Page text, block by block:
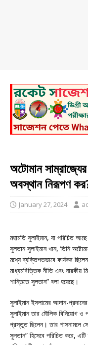
অটোমান
অবস্থান নিরূপণ
January 27, 2024
মহামতি সুলাইমান, যা পরিচিত
সুলতান সুলাইমান খান, তিনি
মধ্যে ব্যক্তিগতভাবে কার্যকর
মাধ্যমবিত্তিক নীতি এবং নারকীয়
শান্তিতে সুলতান” বলা হয়েছে।
সুলাইমান ইসলামের আদান-
সুলাইমান তার মৌলিক বিনিয়োগ ও
প্রস্তুত ছিলেন। তার শাসনামলে
সুলতান” হিসেবে পরিচিত করে,